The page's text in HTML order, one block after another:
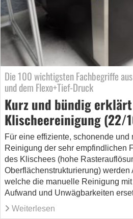
Die 100 wichtigsten Fachbegriffe
und dem Flexo+Tief-Druck
Kurz und bündig
Klischeereinigung (22/
Für eine effiziente, schonende und
Reinigung der sehr empfindlichen
des Klischees (hohe
Oberflächenstrukturierung) werden
welche die manuelle Reinigung
Aufwand und Unwägbarkeiten
Weiterlesen